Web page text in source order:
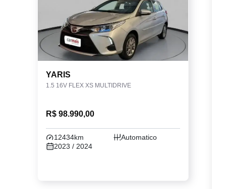
YARIS
1.5 16V FLEX XS MULTIDRIVE
R$ 98.990,00
12434km
Automatico
2023 / 2024